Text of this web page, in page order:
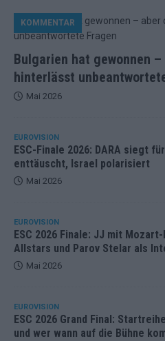
Bulgarien hat gewonnen –
hinterlässt
KOMMENTAR
Mai 2026
EUROVISION
ESC-Finale 2026: DARA siegt
enttäuscht, Israel polarisiert
Mai 2026
EUROVISION
ESC 2026 Finale: JJ mit
Allstars und Parov Stelar als
Mai 2026
EUROVISION
ESC 2026 Grand Final:
und wer wann auf die Bühne